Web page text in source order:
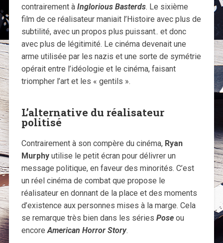
contrairement à Inglorious Basterds. Le sixième
film de ce réalisateur maniait l’Histoire avec plus de
subtilité, avec un propos plus puissant.. et donc
avec plus de légitimité. Le cinéma devenait une
arme utilisée par les nazis et une sorte de symétrie
opérait entre l’idéologie et le cinéma, faisant
triompher l’art et les « gentils ».
L’alternative du réalisateur
politisé
Contrairement à son compère du cinéma, Ryan
Murphyutilise le petit écran pour délivrer un
message politique, en faveur des minorités. C’est
un réel cinéma de combat que propose le
réalisateur en donnant de la place et des moments
d’existence aux personnes mises à la marge. Cela
se remarque très bien dans les séries Poseou
encoreAmerican Horror Story.